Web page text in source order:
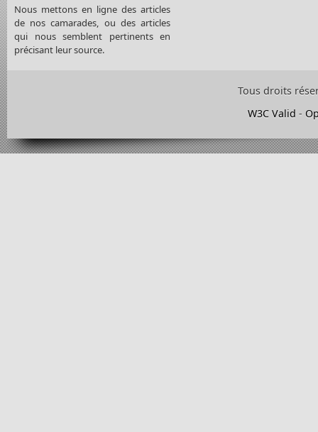
Nous mettons en ligne des articles
de nos camarades, ou des articles
qui nous semblent pertinents en
précisant leur source.
Tous droits
W3C Valid -